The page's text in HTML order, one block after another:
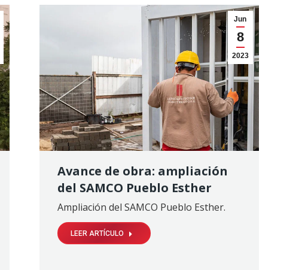
Jun
8
2023
Avance de obra: ampliación
del SAMCO Pueblo Esther
Ampliación del SAMCO Pueblo Esther.
LEER ARTÍCULO